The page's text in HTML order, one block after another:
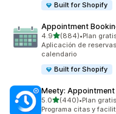
Built for Shopify
Appointment
4.9de 5 estrellas
(884)
884 reseñas en total
•Plan
Aplicación de
calendario
Built for Shopify
Meety:
5.0de 5 estrellas
(440)
440 reseñas en total
•Plan
Programa citas y